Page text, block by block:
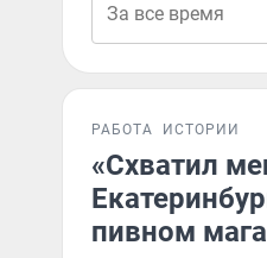
РАБОТА ИСТОРИИ
«Схватил
пивном